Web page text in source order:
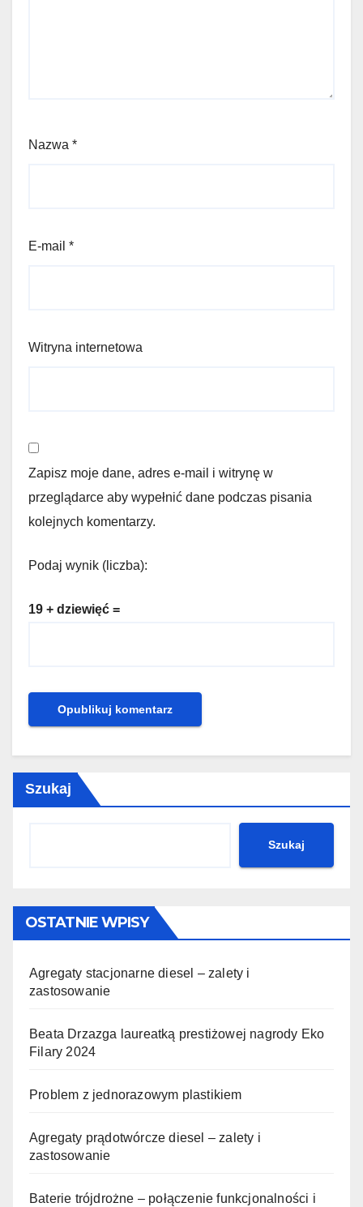
Nazwa *
E-mail *
Witryna internetowa
Zapisz moje dane, adres e-mail i witrynę w
przeglądarce aby wypełnić dane podczas pisania
kolejnych komentarzy.
Podaj wynik (liczba):
19 + dziewięć =
Szukaj
Szukaj
OSTATNIE WPISY
Agregaty stacjonarne diesel – zalety i
zastosowanie
Beata Drzazga laureatką prestiżowej nagrody Eko
Filary 2024
Problem z jednorazowym plastikiem
Agregaty prądotwórcze diesel – zalety i
zastosowanie
Baterie trójdrożne – połączenie funkcjonalności i